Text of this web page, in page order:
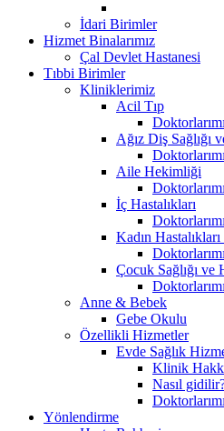
İdari Birimler
Hizmet Binalarımız
Çal Devlet Hastanesi
Tıbbi Birimler
Kliniklerimiz
Acil Tıp
Ağız Diş Sağlığı
Aile Hekimliği
İç Hastalıkları
Kadın
Çocuk Sağlığı ve
Anne & Bebek
Gebe Okulu
Özellikli Hizmetler
Evde Sağlık
Klinik
Nasıl
Yönlendirme